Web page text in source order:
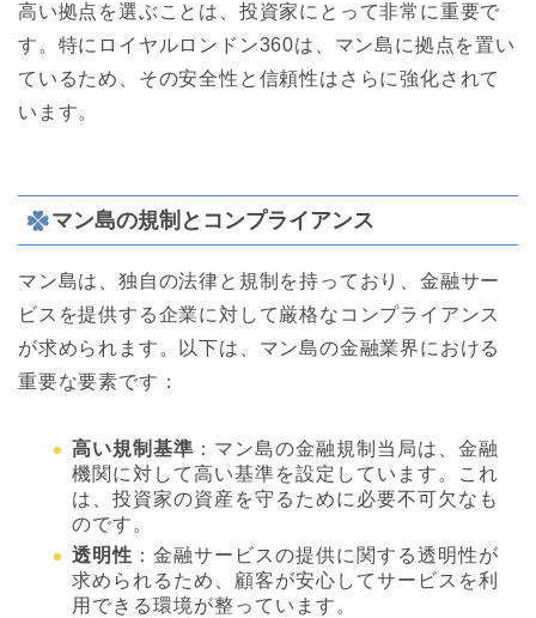
高い拠点を選ぶことは、投資家にとって非常に重要で
す。特にロイヤルロンドン360は、マン島に拠点を置い
ているため、その安全性と信頼性はさらに強化されて
います。
マン島の規制とコンプライアンス
マン島は、独自の法律と規制を持っており、金融サー
ビスを提供する企業に対して厳格なコンプライアンス
が求められます。以下は、マン島の金融業界における
重要な要素です：
高い規制基準 ：マン島の金融規制当局は、金融
機関に対して高い基準を設定しています。これ
は、投資家の資産を守るために必要不可欠なも
のです。
透明性 ：金融サービスの提供に関する透明性が
求められるため、顧客が安心してサービスを利
用できる環境が整っています。